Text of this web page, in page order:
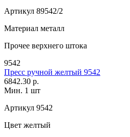
Артикул 89542/2
Материал металл
Прочее верхнего штока
9542
Пресс ручной желтый 9542
6842.30 р.
Мин. 1 шт
Артикул 9542
Цвет желтый